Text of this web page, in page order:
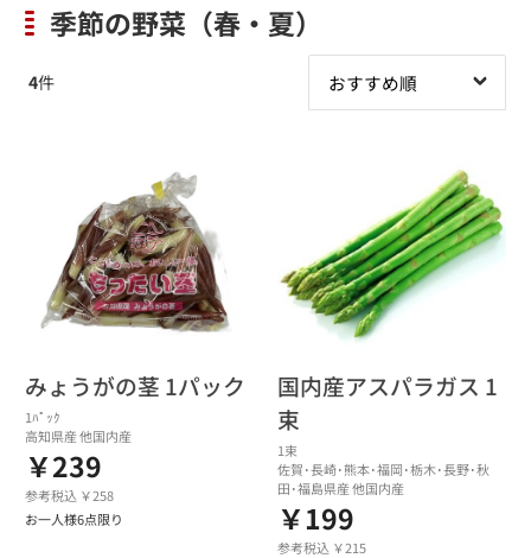
季節の野菜（春・夏）
4件
みょうがの茎 1パック
1ﾊﾟｯｸ
高知県産 他国内産
￥239
参考税込 ￥258
お一人様6点限り
国内産アスパラガス 1
束
1束
佐賀･長崎･熊本･福岡･栃木･長野･秋
田･福島県産 他国内産
￥199
参考税込 ￥215